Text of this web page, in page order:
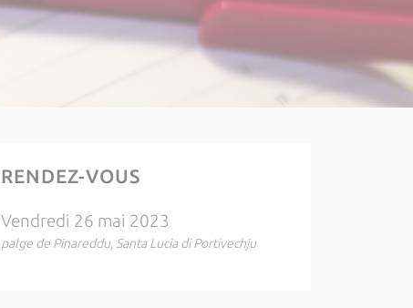
RENDEZ-VOUS
Vendredi 26 mai 2023
palge de Pinareddu, Santa Lucia di Portivechju